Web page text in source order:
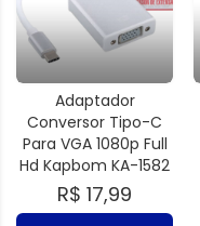
Adaptador
Conversor Tipo-C
Para VGA 1080p Full
Hd Kapbom KA-1582
R$ 17,99